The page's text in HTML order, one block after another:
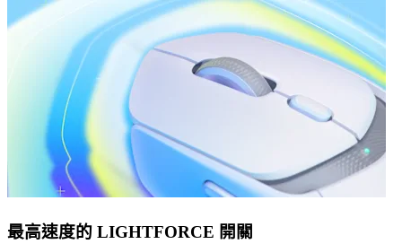
最高速度的 LIGHTFORCE 開關